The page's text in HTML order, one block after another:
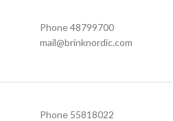
Phone 48799700
mail@brinknordic.com
Phone 55818022